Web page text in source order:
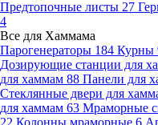
Предтопочные листы 27
4
Все для Хаммама
Парогенераторы 184 Курны
Дозирующие станции для
для хаммам 88 Панели для
Стеклянные двери для
для хаммам 63 Мраморные
22 Колонны мраморные 6